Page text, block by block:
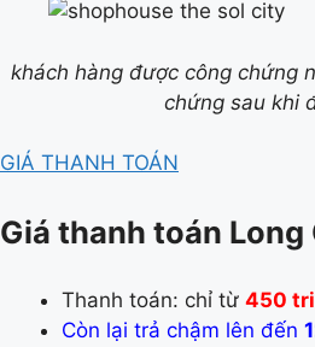
khách hàng được công chứng
chứng sau khi
GIÁ THANH TOÁN
Giá thanh toán Long
Thanh toán: chỉ từ 450
Còn lại trả chậm lên đến